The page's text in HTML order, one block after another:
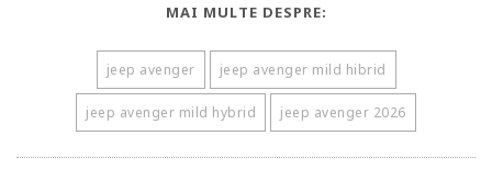
MAI MULTE DESPRE:
jeep avenger jeep avenger mild hibrid
jeep avenger mild hybrid jeep avenger 2026